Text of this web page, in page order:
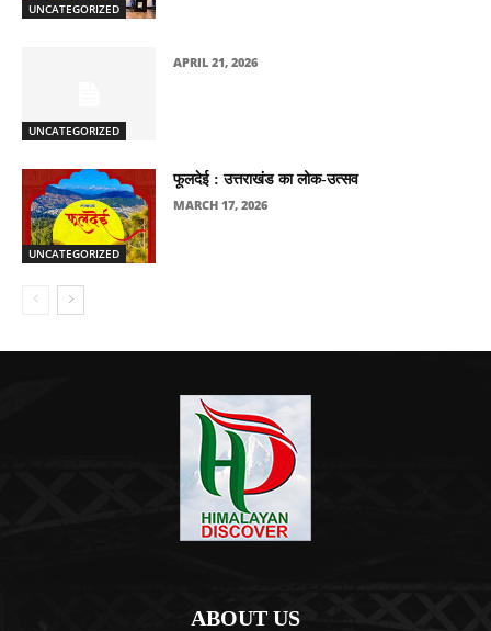
UNCATEGORIZED
UNCATEGORIZED
APRIL 21, 2026
UNCATEGORIZED
फूलदेई : उत्तराखंड का लोक-उत्सव
MARCH 17, 2026
ABOUT US